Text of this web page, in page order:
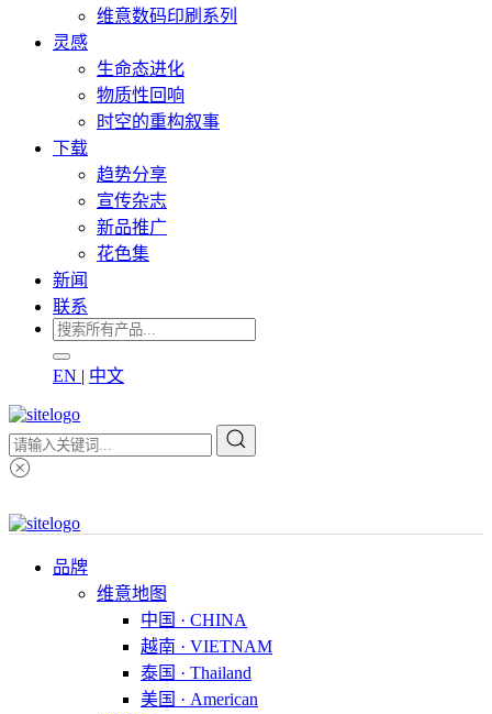
维意数码印刷系列
灵感
生命态进化
物质性回响
时空的重构叙事
下载
趋势分享
宣传杂志
新品推广
花色集
新闻
联系
EN | 中文
品牌
维意地图
中国 · CHINA
越南 · VIETNAM
泰国 · Thailand
美国 · American